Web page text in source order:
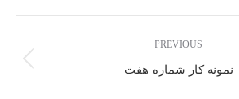
PREVIOUS
نمونه کار شماره هفت